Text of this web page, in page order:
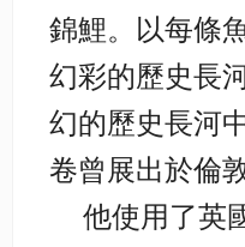
錦鯉。以每條
幻彩的歷史長
幻的歷史長河
卷曾展出於倫
他使用了英